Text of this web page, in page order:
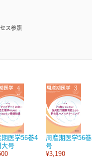
ス参照
期医学56巻4
号
周産期医学56
号
¥3,190